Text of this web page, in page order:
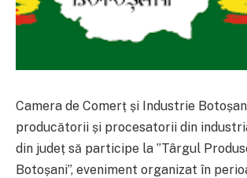
Camera de Comerț și Industrie
producătorii și procesatorii din
din județ să participe la ”Târgul
Botoșani”, eveniment organizat în